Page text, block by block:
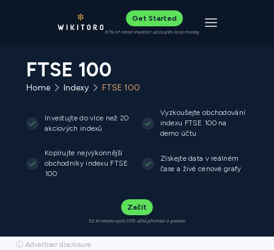
Get Started
61% of retail investor accounts lose money Toggle
FTSE 100
Home Indexy FTSE 100
Investujte do více než 20
akciových indexů
Vyzkoušejte obchodování
indexu FTSE 100 na
demo účtu
Kopírujte nejvýkonnější
obchodníky indexu FTSE
100
Získejte data v reálném
čase a živé cenové grafy
Začít
52 % retailových CFD účtů přichází o peníze.
ⓘ Advertiser disclosure